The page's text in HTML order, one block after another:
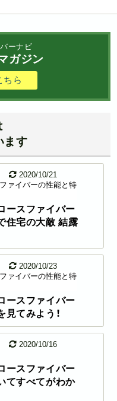
ーナビ
ガジン
ちら
ます
2020/10/21
ァイバーの性能と特
ースファイバー
住宅の大敵 結露
2020/10/23
ァイバーの性能と特
ースファイバー
見てみよう！
2020/10/16
ースファイバー
てすべてがわか